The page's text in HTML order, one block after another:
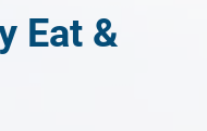
Eat &